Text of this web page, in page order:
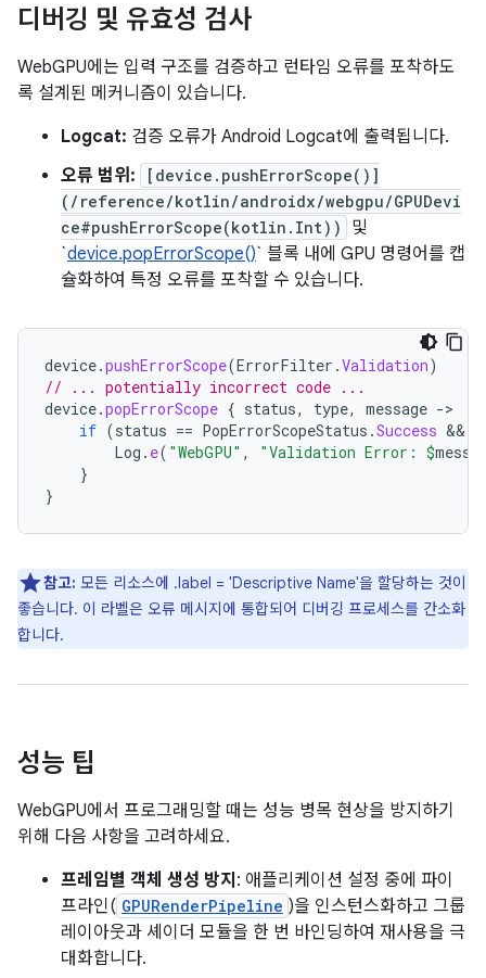
디버깅 및 유효성 검사
WebGPU에는 입력 구조를 검증하고 런타임 오류를 포착하도
록 설계된 메커니즘이 있습니다.
Logcat: 검증 오류가 Android Logcat에 출력됩니다.
오류 범위:
[device.pushErrorScope()]
(/reference/kotlin/androidx/webgpu/GPUDevi
ce#pushErrorScope(kotlin.Int))
및
`device.popErrorScope()` 블록 내에 GPU 명령어를 캡
슐화하여 특정 오류를 포착할 수 있습니다.
device.pushErrorScope(ErrorFilter .Validation)
// ... potentially incorrect code ...
device.popErrorScope { status, type, message -
if (status == PopErrorScopeStatus .Success &&
Log . e( "WebGPU" , "Validation Error: $
}
}
참고: 모든 리소스에 .label = 'Descriptive Name'을 할당하는 것이
좋습니다. 이 라벨은 오류 메시지에 통합되어 디버깅 프로세스를 간소화
합니다.
성능 팁
WebGPU에서 프로그래밍할 때는 성능 병목 현상을 방지하기
위해 다음 사항을 고려하세요.
프레임별 객체 생성 방지 : 애플리케이션 설정 중에 파이
프라인( GPURenderPipeline )을 인스턴스화하고 그룹
레이아웃과 셰이더 모듈을 한 번 바인딩하여 재사용을 극
대화합니다.